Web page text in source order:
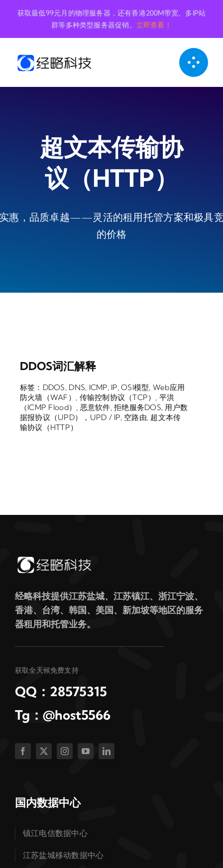
内
获取最低99元月的物理服务器，还有香港200M带宽、多IP站
群等多种类型服务器促销。 立即查看！
超文本传输​​协
议（HTTP）
惠，品质卓越——灵活的租用托管方案和极具
的价格
DDOS词汇解释
标签： DDOS, DNS, ICMP, IP,OSI模型, Web应用
防火墙（WAF） , 传输控制协议（TCP） , 平洪
（ICMP Flood） , 恶意软件,拒绝服务DOS, 用户数
据报协议（UPD），UPD / IP, 空路由, 超文本传
输​​协议（HTTP）
经略科技提供江苏盐城、江苏镇江、浙江宁波、
香港、台湾、韩国、美国、新加坡等地区的服务
器租用和托管业务。
获取全天候免费支持
QQ：28575315
Tg：@host5566
国内数据中心
镇江电信数据中心
江苏盐城移动数据中心